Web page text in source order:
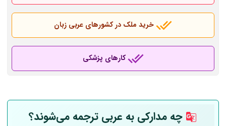
خرید ملک در کشورهای عربی زبان
کارهای پزشکی
چه مدارکی به عربی ترجمه می‌شوند؟